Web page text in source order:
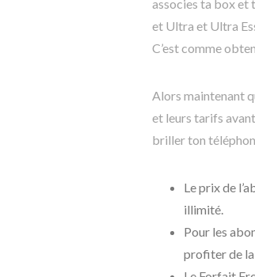
associes ta box et
et Ultra et Ultra
C’est comme
Alors maintenant
et leurs tarifs
briller ton
Le prix de
illimité.
Pour les
profiter de